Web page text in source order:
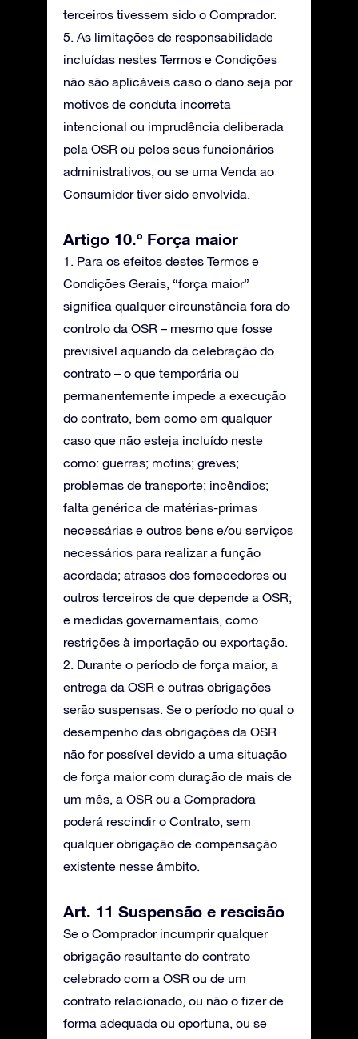
terceiros tivessem sido o Comprador.
5. As limitações de responsabilidade
incluídas nestes Termos e Condições
não são aplicáveis caso o dano seja por
motivos de conduta incorreta
intencional ou imprudência deliberada
pela OSR ou pelos seus funcionários
administrativos, ou se uma Venda ao
Consumidor tiver sido envolvida.
Artigo 10.º Força maior
1. Para os efeitos destes Termos e
Condições Gerais, “força maior”
significa qualquer circunstância fora do
controlo da OSR – mesmo que fosse
previsível aquando da celebração do
contrato – o que temporária ou
permanentemente impede a execução
do contrato, bem como em qualquer
caso que não esteja incluído neste
como: guerras; motins; greves;
problemas de transporte; incêndios;
falta genérica de matérias-primas
necessárias e outros bens e/ou serviços
necessários para realizar a função
acordada; atrasos dos fornecedores ou
outros terceiros de que depende a OSR;
e medidas governamentais, como
restrições à importação ou exportação.
2. Durante o período de força maior, a
entrega da OSR e outras obrigações
serão suspensas. Se o período no qual o
desempenho das obrigações da OSR
não for possível devido a uma situação
de força maior com duração de mais de
um mês, a OSR ou a Compradora
poderá rescindir o Contrato, sem
qualquer obrigação de compensação
existente nesse âmbito.
Art. 11 Suspensão e rescisão
Se o Comprador incumprir qualquer
obrigação resultante do contrato
celebrado com a OSR ou de um
contrato relacionado, ou não o fizer de
forma adequada ou oportuna, ou se